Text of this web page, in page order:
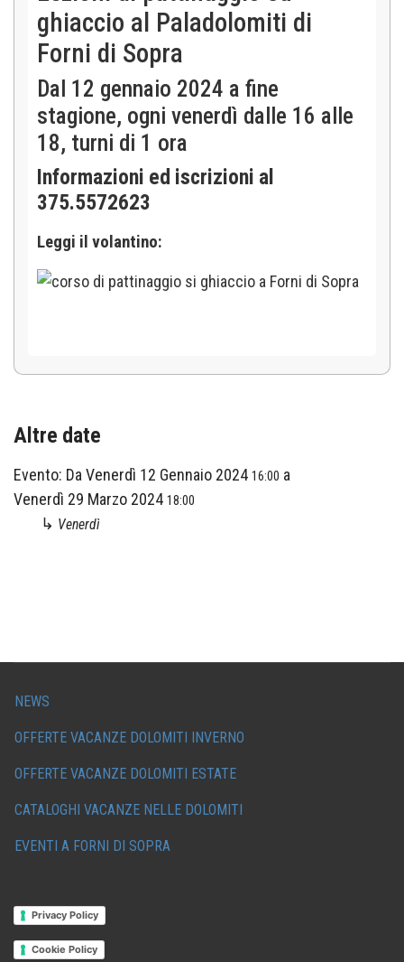
ghiaccio al Paladolomiti di
Forni di Sopra
Dal 12 gennaio 2024 a fine
stagione, ogni venerdì dalle 16 alle
18, turni di 1 ora
Informazioni ed iscrizioni al
375.5572623
Leggi il volantino:
Altre date
Evento: Da Venerdì 12 Gennaio 2024 16:00 a
Venerdì 29 Marzo 2024 18:00
↳ Venerdì
NEWS
OFFERTE VACANZE DOLOMITI INVERNO
OFFERTE VACANZE DOLOMITI ESTATE
CATALOGHI VACANZE NELLE DOLOMITI
EVENTI A FORNI DI SOPRA
Privacy Policy
Cookie Policy